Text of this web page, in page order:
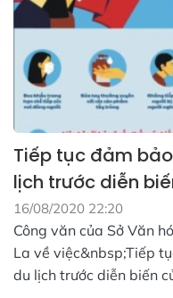
Tiếp tục đảm
lịch trước diễn
16/08/2020 22:20
Công văn của Sở Văn
La về việc&nbsp;Tiếp
du lịch trước diễn biến